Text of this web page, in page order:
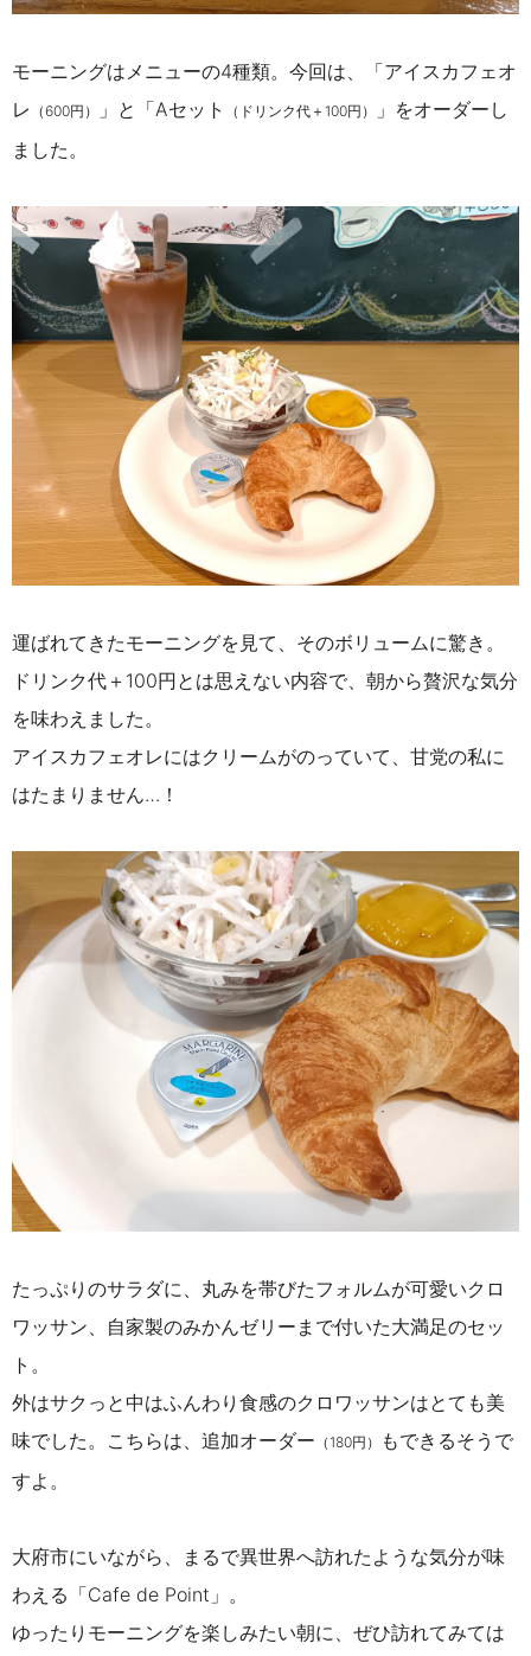
モーニングはメニューの4種類。今回は、「アイスカフェオ
レ （600円） 」と「Aセット （ドリンク代＋100円）
」をオーダーし
ました。
運ばれてきたモーニングを見て、そのボリュームに驚き。
ドリンク代＋100円とは思えない内容で、朝から贅沢な気分
を味わえました。
アイスカフェオレにはクリームがのっていて、甘党の私に
はたまりません…！
たっぷりのサラダに、丸みを帯びたフォルムが可愛いクロ
ワッサン、 自家製のみかんゼリーまで付いた大満足のセッ
ト。
外はサクっと中はふんわり食感のクロワッサンはとても美
味でした。こちらは、追加オーダー （180円）
もできるそうで
すよ。
大府市にいながら、まるで異世界へ訪れたような気分が味
わえ る「Cafe de Point」。
ゆったりモーニングを楽しみたい朝に、ぜひ訪れてみては